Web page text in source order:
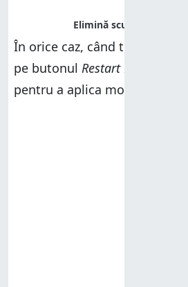
În orice caz, când termini
pe butonul Restart Explorer
pentru a aplica modificările